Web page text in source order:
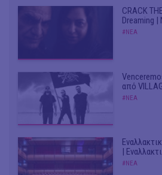
CRACK
Dreaming
#ΝΕΑ
από
#ΝΕΑ
|
#ΝΕΑ